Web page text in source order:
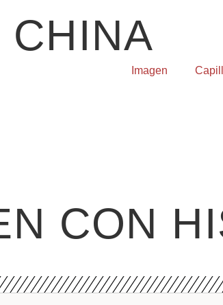
CHINA
Imagen
CON